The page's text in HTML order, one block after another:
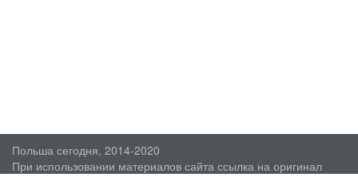
Польша сегодня, 2014-2020
При использовании материалов сайта ссылка на оригинал